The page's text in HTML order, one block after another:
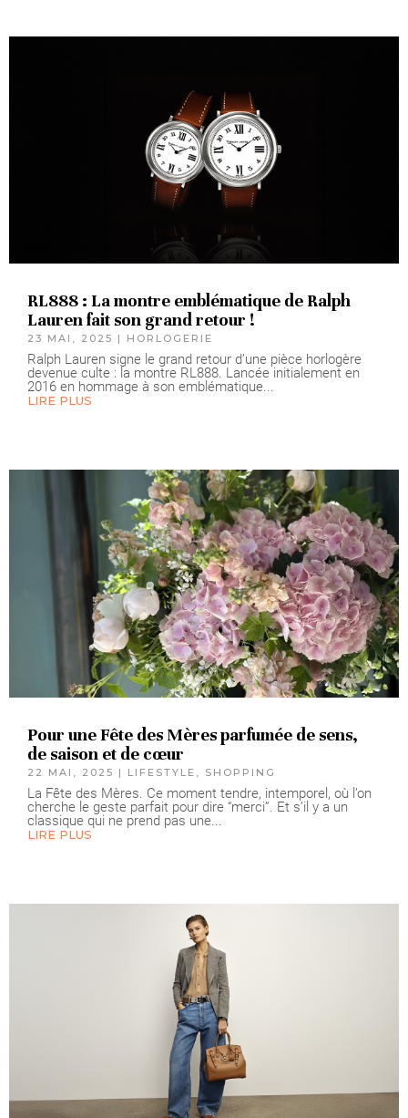
RL888 : La montre emblématique de Ralph
Lauren fait son grand retour !
23 MAI, 2025 | HORLOGERIE
Ralph Lauren signe le grand retour d’une pièce horlogère
devenue culte : la montre RL888. Lancée initialement en
2016 en hommage à son emblématique...
LIRE PLUS
Pour une Fête des Mères parfumée de sens,
de saison et de cœur
22 MAI, 2025 | LIFESTYLE SHOPPING
La Fête des Mères. Ce moment tendre, intemporel, où l’on
cherche le geste parfait pour dire “merci”. Et s’il y a un
classique qui ne prend pas une...
LIRE PLUS